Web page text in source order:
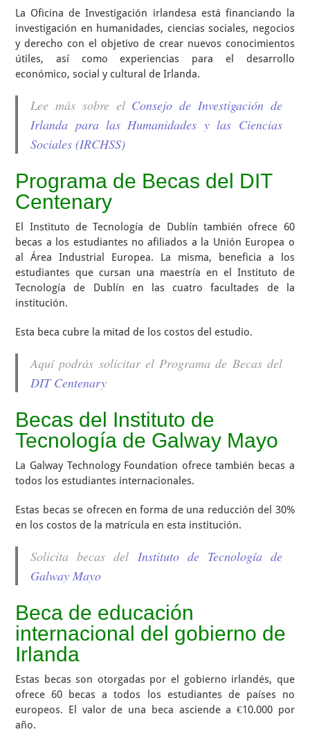
La Oficina de Investigación irlandesa está financiando la
investigación en humanidades, ciencias sociales, negocios
y derecho con el objetivo de crear nuevos conocimientos
útiles, así como experiencias para el desarrollo
económico, social y cultural de Irlanda.
Lee más sobre el Consejo de Investigación de
Irlanda para las Humanidades y las Ciencias
Sociales (IRCHSS)
Programa de Becas del DIT
Centenary
El Instituto de Tecnología de Dublín también ofrece 60
becas a los estudiantes no afiliados a la Unión Europea o
al Área Industrial Europea. La misma, beneficia a los
estudiantes que cursan una maestría en el Instituto de
Tecnología de Dublín en las cuatro facultades de la
institución.
Esta beca cubre la mitad de los costos del estudio.
Aquí podrás solicitar el Programa de Becas del
DIT Centenary
Becas del Instituto de
Tecnología de Galway Mayo
La Galway Technology Foundation ofrece también becas a
todos los estudiantes internacionales.
Estas becas se ofrecen en forma de una reducción del 30%
en los costos de la matrícula en esta institución.
Solicita becas del Instituto de Tecnología de
Galway Mayo
Beca de educación
internacional del gobierno de
Irlanda
Estas becas son otorgadas por el gobierno irlandés, que
ofrece 60 becas a todos los estudiantes de países no
europeos. El valor de una beca asciende a €10.000 por
año.